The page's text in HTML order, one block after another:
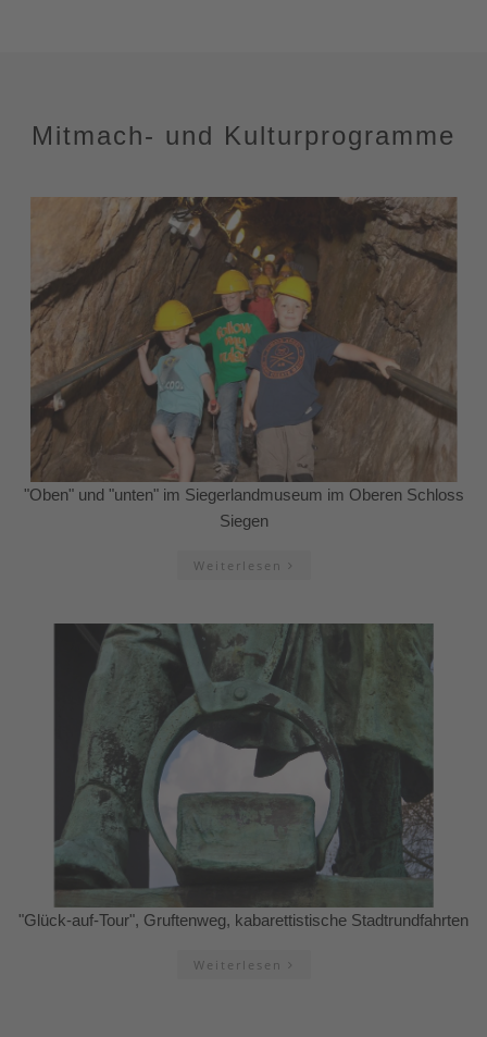
Mitmach- und Kulturprogramme
"Oben" und "unten" im Siegerlandmuseum im Oberen Schloss
Siegen
Weiterlesen
"Glück-auf-Tour", Gruftenweg, kabarettistische Stadtrundfahrten
Weiterlesen